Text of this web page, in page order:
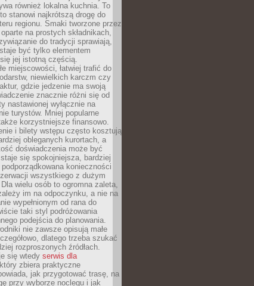
również lokalna kuchnia. To
stanowi najkrótszą drogę do
regionu. Smaki tworzone przez
na prostych składnikach,
do tradycji sprawiają,
być tylko elementem
jej istotną częścią.
miejscowości, łatwiej trafić do
niewielkich karczm czy
gdzie jedzenie ma swoją
znacznie różni się od
nastawionej wyłącznie na
turystów. Mniej popularne
korzystniejsze finansowo.
i bilety wstępu często kosztują
obleganych kurortach, a
doświadczenia może być
się spokojniejsza, bardziej
konieczności
wszystkiego z dużym
wielu osób to ogromna zaleta,
im na odpoczynku, a nie na
wypełnionym od rana do
taki styl podróżowania
podejścia do planowania.
nie zawsze opisują małe
dlatego trzeba szukać
rozproszonych źródłach.
się wtedy serwis dla
który zbiera praktyczne
jak przygotować trasę, na
przy wyborze noclegu i jak